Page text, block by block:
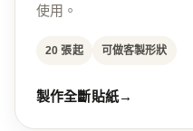
使用。
20 張起 可做客製形狀
製作全斷貼紙→